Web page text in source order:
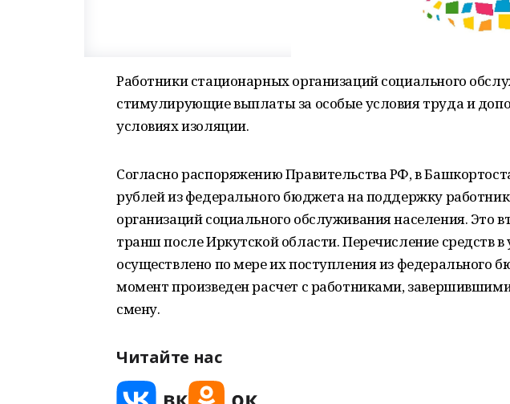
Работники стационарных организаций социального
стимулирующие выплаты за особые условия труда и
условиях изоляции.
Согласно распоряжению Правительства РФ, в
рублей из федерального бюджета на поддержку
организаций социального обслуживания населения. Это
транш после Иркутской области. Перечисление средств
осуществлено по мере их поступления из федерального
момент произведен расчет с работниками,
смену.
Читайте нас